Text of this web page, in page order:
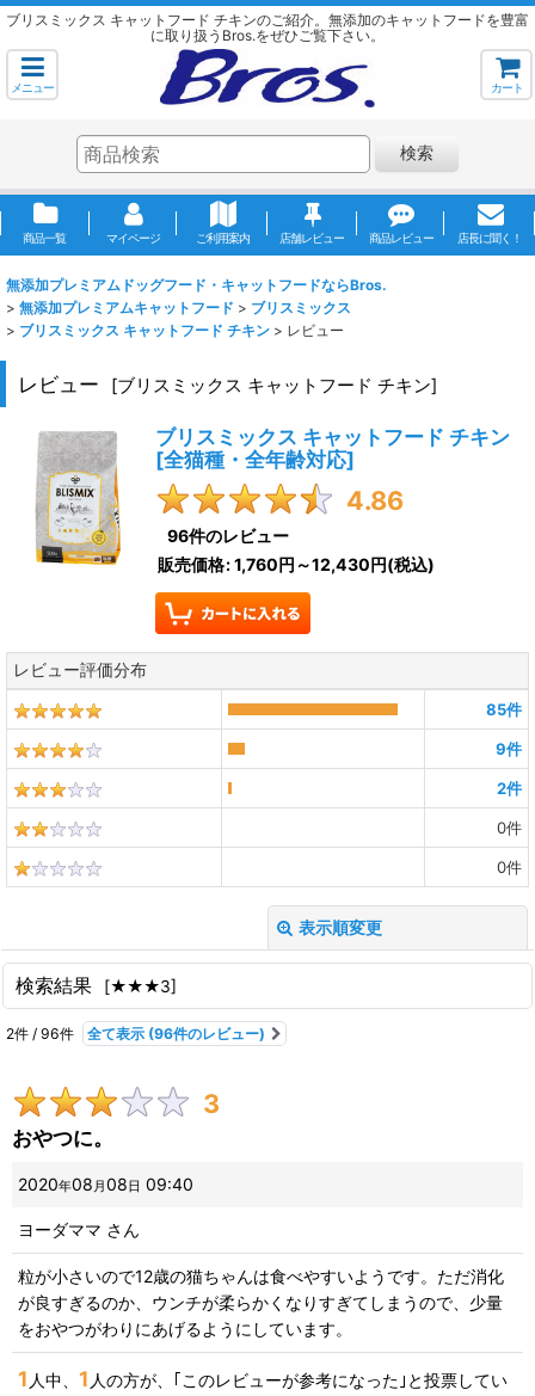
ブリスミックス キャットフード チキンのご紹介。無添加のキャットフードを豊富
に取り扱うBros.をぜひご覧下さい。
メニュー カート
検索
商品一覧 マイページ ご利用案内 店舗レビュー 商品レビュー 店長に聞く！
無添加プレミアムドッグフード・キャットフードならBros.
> 無添加プレミアムキャットフード > ブリスミックス
> ブリスミックス キャットフード チキン > レビュー
レビュー [ブリスミックス キャットフード チキン]
ブリスミックス キャットフード チキン
[全猫種・全年齢対応]
4.86
96件のレビュー
販売価格:1,760円～12,430円(税込)
レビュー評価分布
85件
9件
2件
0件
0件
表示順変更
レビュー検索:
画像:
星の数:
並び順:
絞り込む
検索結果 [★★★3]
2件 / 96件 全て表示 (96件のレビュー)
3
おやつに。
2020年08 月 08 日 09:40
ヨーダママ さん
粒が小さいので12歳の猫ちゃんは食べやすいようです。ただ消化
が良すぎるのか、ウンチが柔らかくなりすぎてしまうので、少量
をおやつがわりにあげるようにしています。
1 人中、 1 人の方が、｢このレビューが参考になった｣と投票してい